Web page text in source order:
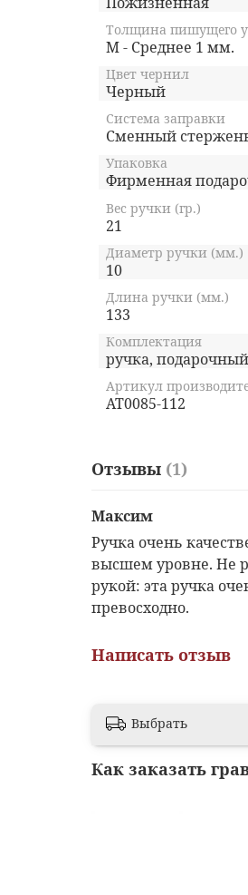
Толщина пишущего
M - Среднее 1 мм.
Цвет чернил
Черный
Система заправки
Сменный
Упаковка
Фирменная
Вес ручки (гр.)
21
Диаметр ручки (мм.)
10
Длина ручки (мм.)
133
Комплектация
ручка,
Артикул
AT0085-112
Отзывы (1)
Максим
Ручка очень
высшем уровне. Не
рукой: эта ручка
превосходно.
Написать отзыв
Выбрать
Как заказать